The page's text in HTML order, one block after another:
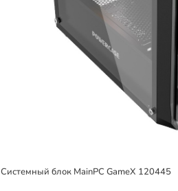
Системный блок MainPC GameX 120445